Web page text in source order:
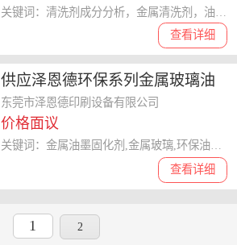
查看详细
供应泽恩德环保系列金属玻璃油
墨
东莞市泽恩德印刷设备有限公司
价格面议
查看详细
1 2